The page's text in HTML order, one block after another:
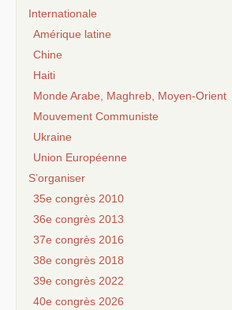
Internationale
Amérique latine
Chine
Haiti
Monde Arabe, Maghreb, Moyen-Orient
Mouvement Communiste
Ukraine
Union Européenne
S’organiser
35e congrès 2010
36e congrès 2013
37e congrès 2016
38e congrès 2018
39e congrès 2022
40e congrès 2026